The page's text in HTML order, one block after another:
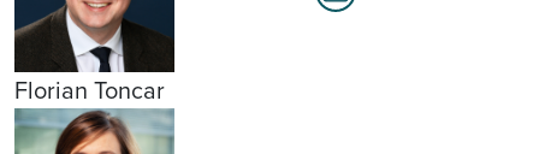
Florian Toncar